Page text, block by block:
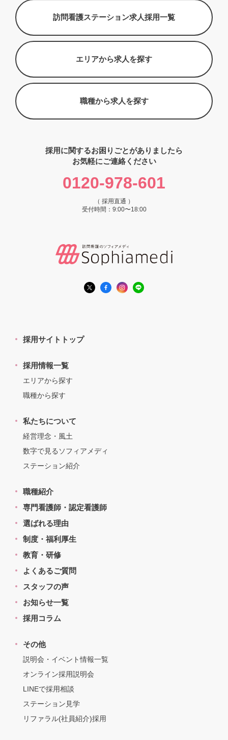
訪問看護ステーション求人採用一覧
エリアから求人を探す
職種から求人を探す
採用に関するお困りごとがありましたら
お気軽にご連絡ください
0120-978-601
（ 採用直通 ）
受付時間：9:00〜18:00
採用サイトトップ
採用情報一覧
エリアから探す
職種から探す
私たちについて
経営理念・風土
数字で見るソフィアメディ
ステーション紹介
職種紹介
専門看護師・認定看護師
選ばれる理由
制度・福利厚生
教育・研修
よくあるご質問
スタッフの声
お知らせ一覧
採用コラム
その他
説明会・イベント情報一覧
オンライン採用説明会
LINEで採用相談
ステーション見学
リファラル(社員紹介)採用